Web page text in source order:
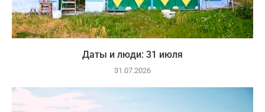
Даты и люди: 31 июля
31.07.2026